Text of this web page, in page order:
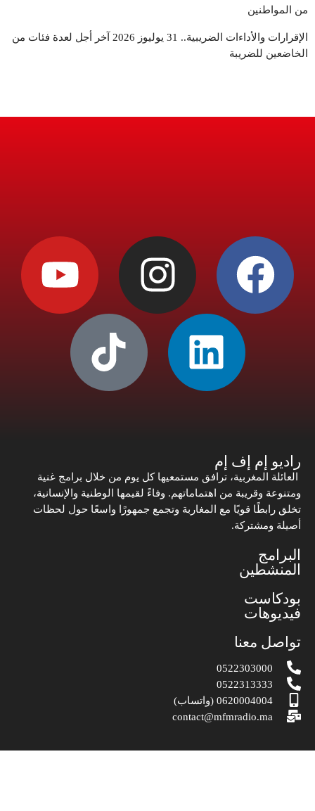
من المواطنين
الإقرارات والأداءات الضريبية.. 31 يوليوز 2026 آخر أجل لعدة فئات من
الخاضعين للضريبة
راديو إم إف إم
العائلة المغربية، ترافق مستمعيها كل يوم من خلال برامج غنية
ومتنوعة وقريبة من اهتماماتهم. وفاءً لقيمها الوطنية والإنسانية،
تخلق رابطًا قويًا مع المغاربة وتجمع جمهورًا واسعًا حول لحظات
أصيلة ومشتركة.
البرامج
المنشطين
بودكاست
فيديوهات
تواصل معنا
0522303000
0522313333
0620004004 (واتساب)
contact@mfmradio.ma